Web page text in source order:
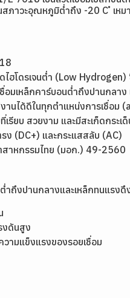
สภาวะอุณหภูมิต่ำถึง -20 C ํ เห
ไฮโดรเจนต่ำ (Low
ชื่อมเหล็กคาร์บอนต่ำถึงปานกล
านได้ดีในทุกตำแหน่งการเชื่อม
รียบ สวยงาม และมีสะเก็ดกระเ
ง (DC+) และกระแสสลับ (AC)
สาหกรรมไทย (มอก.) 49-2560
ำถึงปานกลางและเหล็กทนแร
งดันสูง
ามแข็งแรงของรอยเชื่อม